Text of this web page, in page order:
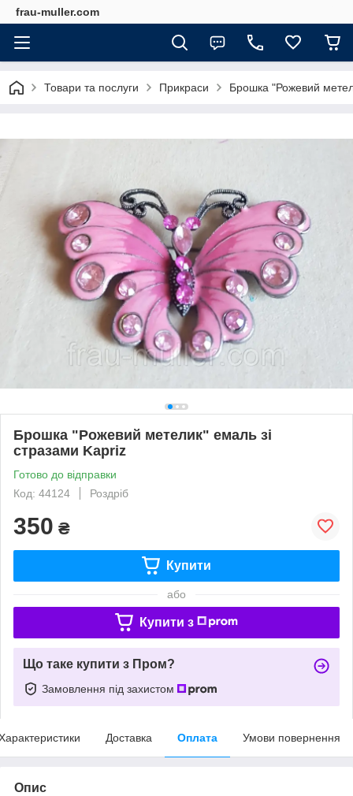
frau-muller.com
Товари та послуги Прикраси Брошка "Рожевий
Брошка "Рожевий метелик" емаль зі
стразами Kapriz
Готово до відправки
Код: 44124
Роздріб
350 ₴
Купити
або
Купити з
Що таке купити з Пром?
Замовлення під захистом
Доставка Оплата Умови повернення
Опис